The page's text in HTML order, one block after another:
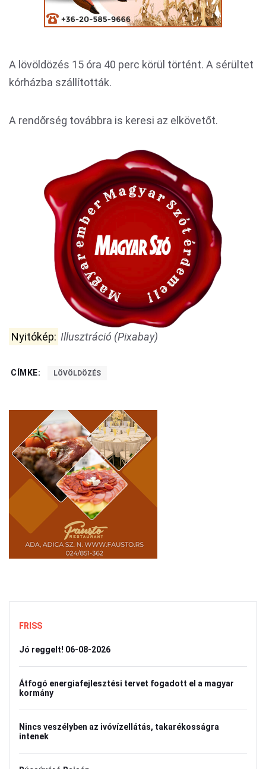
A lövöldözés 15 óra 40 perc körül történt. A sérültet
kórházba szállították.
A rendőrség továbbra is keresi az elkövetőt.
Nyitókép: Illusztráció (Pixabay)
CÍMKE: LÖVÖLDÖZÉS
FRISS
Jó reggelt! 06-08-2026
Átfogó energiafejlesztési tervet fogadott el a magyar
kormány
Nincs veszélyben az ivóvízellátás, takarékosságra
intenek